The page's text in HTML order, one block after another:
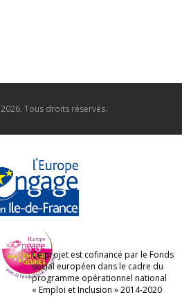
2026. Tous droits réservés.
Ce projet est cofinancé par le Fonds
social européen dans le cadre du
programme opérationnel national
« Emploi et Inclusion » 2014-2020